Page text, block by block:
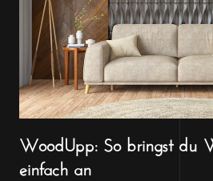
WoodUpp: So bringst du
einfach an